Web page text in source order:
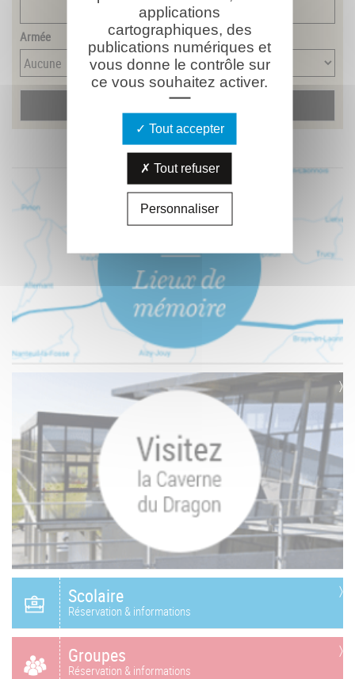
Armée
Scolaire
Réservation & informations
Groupes
Réservation & informations
applications
cartographiques, des
publications numériques et
vous donne le contrôle sur
ce vous souhaitez activer.
Tout accepter
Tout refuser
Personnaliser